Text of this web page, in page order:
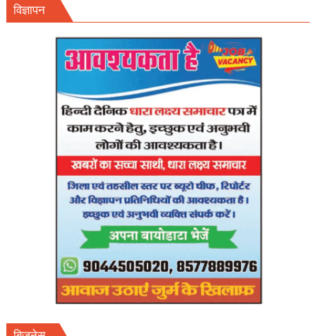
सख्त,आयोग
अप्रैल
फाइनल
शेड्यूल
तलब।
विज्ञापन